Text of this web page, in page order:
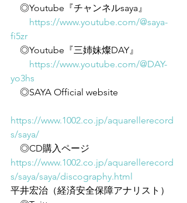
◎Youtube『チャンネルsaya』
https://www.youtube.com/@saya-
fi5zr
◎Youtube『三姉妹燦DAY』
https://www.youtube.com/@DAY-
yo3hs
◎SAYA Official website
https://www.1002.co.jp/aquarellerecord
s/saya/
◎CD購入ページ
https://www.1002.co.jp/aquarellerecord
s/saya/saya/discography.html
平井宏治（経済安全保障アナリスト）